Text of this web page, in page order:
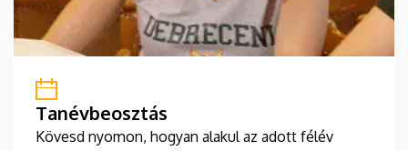
Tanévbeosztás
Kövesd nyomon, hogyan alakul az adott félév